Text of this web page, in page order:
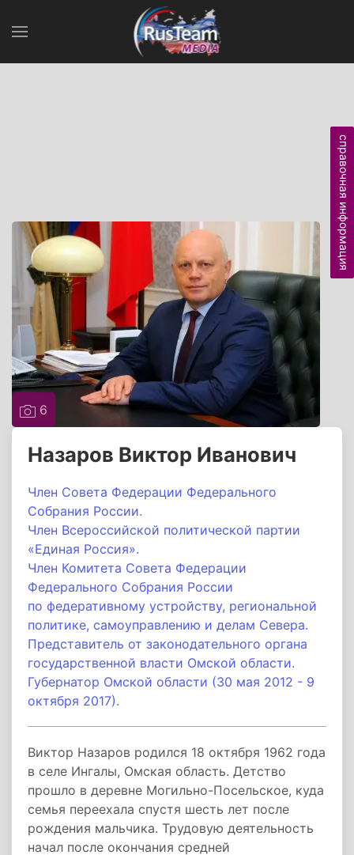
6
Назаров Виктор Иванович
Член Совета Федерации Федерального
Собрания России.
Член Всероссийской политической партии
«Единая Россия».
Член Комитета Совета Федерации
Федерального Собрания России
по федеративному устройству, региональной
политике, самоуправлению и делам Севера.
Представитель от законодательного органа
государственной власти Омской области.
Губернатор Омской области (30 мая 2012 - 9
октября 2017).
Виктор Назаров родился 18 октября 1962 года
в селе Ингалы, Омская область. Детство
прошло в деревне Могильно-Посельское, куда
семья переехала спустя шесть лет после
рождения мальчика. Трудовую деятельность
начал после окончания средней
справочная информация